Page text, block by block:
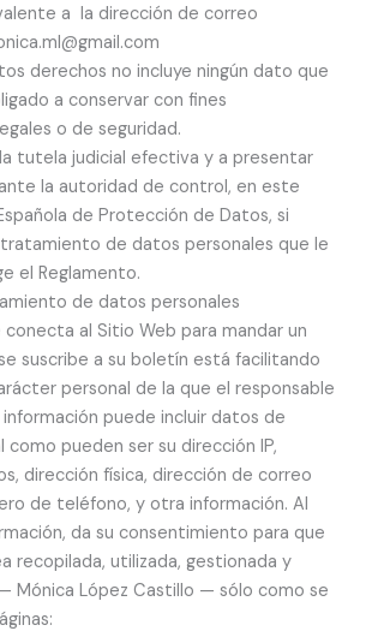
a la dirección de correo
derechos no incluye ningún dato que
a conservar con fines
o de seguridad.
tutela judicial efectiva y a presentar
la autoridad de control, en este
de Protección de Datos, si
de datos personales que le
el Reglamento.
de datos personales
al Sitio Web para mandar un
suscribe a su boletín está facilitando
personal de la que el responsable
información puede incluir datos de
como pueden ser su dirección IP,
dirección física, dirección de correo
de teléfono, y otra información. Al
da su consentimiento para que
recopilada, utilizada, gestionada y
Mónica López Castillo — sólo como se